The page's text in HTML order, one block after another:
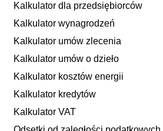
Kalkulator dla przedsiębiorców
Kalkulator wynagrodzeń
Kalkulator umów zlecenia
Kalkulator umów o dzieło
Kalkulator kosztów energii
Kalkulator kredytów
Kalkulator VAT